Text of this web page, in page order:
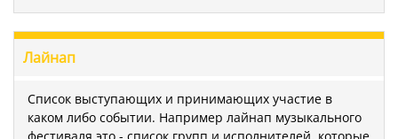
Лайнап
Список выступающих и принимающих участие в
каком либо событии. Например лайнап музыкального